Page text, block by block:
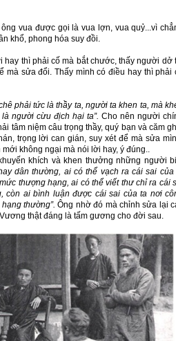
vua được gọi là vua lợn, vua quỷ...vì
khổ, phong hóa suy đồi.
thì phải cố mà bắt chước, thấy người dở
mà sửa đổi. Thấy mình có điều hay thì phải
phải tức là thầy ta, người ta khen ta, mà
người cừu địch hại ta”. Cho nên người
tâm niệm câu trọng thầy, quý bạn và căm
trọng lời can gián, suy xét để mà sửa
không ngại mà nói lời hay, ý đúng..
khích và khen thưởng những người
dân thường, ai có thể vạch ra cái sai của
thượng hạng, ai có thể viết thư chỉ ra cái
còn ai bình luận được cái sai của ta nơi
thường”. Ông nhờ đó mà chỉnh sửa lại
thật đáng là tấm gương cho đời sau.